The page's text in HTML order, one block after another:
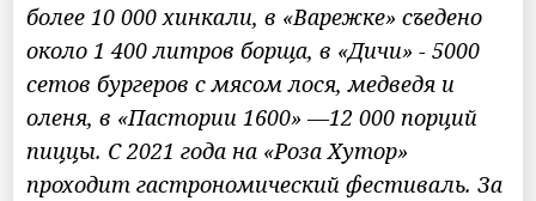
более 10 000 хинкали, в «Варежке» съедено
около 1 400 литров борща, в «Дичи» - 5000
сетов бургеров с мясом лося, медведя и
оленя, в «Пастории 1600» —12 000 порций
пиццы. С 2021 года на «Роза Хутор»
проходит гастрономический фестиваль. За